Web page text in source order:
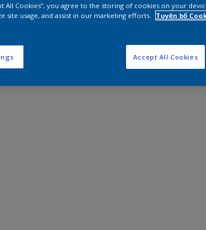
All Cookies”, you agree to the storing of cookies on your
site usage, and assist in our marketing efforts.
Tuyên bố
Accept All Cookies